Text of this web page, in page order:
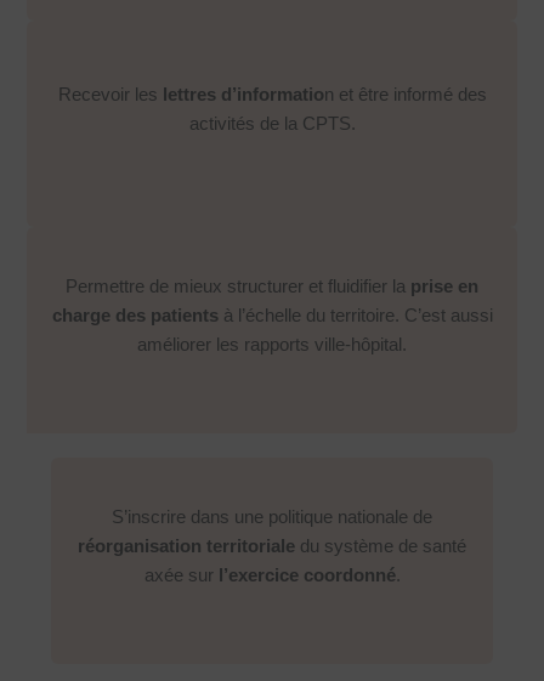
Recevoir les lettres d’information et être informé des
activités de la CPTS.
Permettre de mieux structurer et fluidifier la prise en
charge des patientsà l’échelle du territoire. C’est aussi
améliorer les rapports ville-hôpital.
S’inscrire dans une politique nationale de
réorganisation territoriale du système de santé
axée sur l’exercice coordonné.